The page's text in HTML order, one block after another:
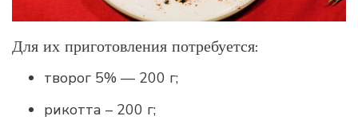
Для их приготовления потребуется:
творог 5% — 200 г;
рикотта – 200 г;